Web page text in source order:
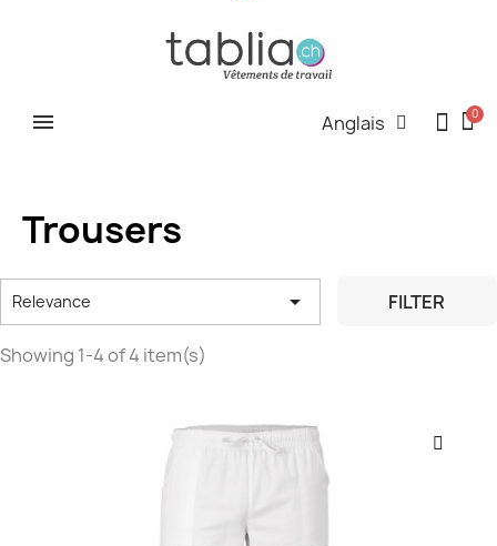
Anglais
Trousers
Relevance  FILTER
Showing 1-4 of 4 item(s)